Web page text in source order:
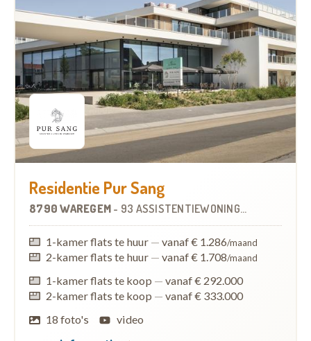
Residentie Pur Sang
8790 WAREGEM - 93 ASSISTENTIEWONINGEN
1-kamer flats te huur — vanaf € 1.286/maand
2-kamer flats te huur — vanaf € 1.708/maand
1-kamer flats te koop — vanaf € 292.000
2-kamer flats te koop — vanaf € 333.000
18 foto's
video